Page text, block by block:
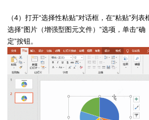
（4）打开“选择性粘贴”对话框，在“粘贴”列表
选择“图片（增强型图元文件）”选项，单击“确
定”按钮。